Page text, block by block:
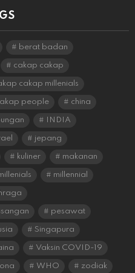
berat badan
cakap cakap
cakap millenials
people china
INDIA
jepang
kuliner makanan
millennial
pesawat
Singapura
Vaksin COVID-19
WHO zodiak